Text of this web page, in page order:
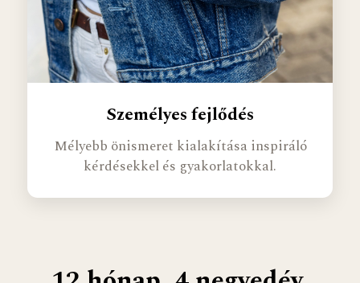
Személyes fejlődés
Mélyebb önismeret kialakítása inspiráló
kérdésekkel és gyakorlatokkal.